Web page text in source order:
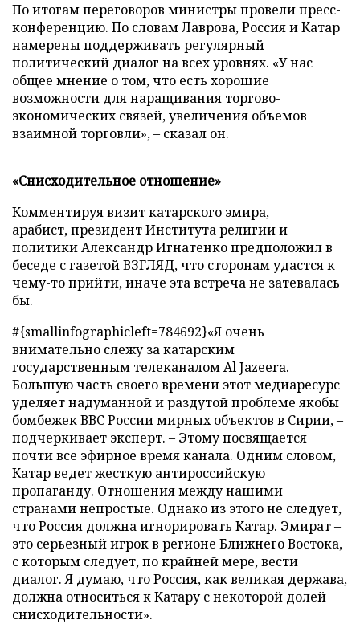
По итогам переговоров министры провели пресс-
конференцию. По словам Лаврова, Россия и Катар
намерены поддерживать регулярный
политический диалог на всех уровнях. «У нас
общее мнение о том, что есть хорошие
возможности для наращивания торгово-
экономических связей, увеличения объемов
взаимной торговли», – сказал он.
«Снисходительное отношение»
Комментируя визит катарского эмира,
арабист, президент Института религии и
политики Александр Игнатенко предположил в
беседе с газетой ВЗГЛЯД, что сторонам удастся к
чему-то прийти, иначе эта встреча не затевалась
бы.
#{smallinfographicleft=784692}«Я очень
внимательно слежу за катарским
государственным телеканалом Al Jazeera.
Большую часть своего времени этот медиаресурс
уделяет надуманной и раздутой проблеме якобы
бомбежек ВВС России мирных объектов в Сирии, –
подчеркивает эксперт. – Этому посвящается
почти все эфирное время канала. Одним словом,
Катар ведет жесткую антироссийскую
пропаганду. Отношения между нашими
странами непростые. Однако из этого не следует,
что Россия должна игнорировать Катар. Эмират –
это серьезный игрок в регионе Ближнего Востока,
с которым следует, по крайней мере, вести
диалог. Я думаю, что Россия, как великая держава,
должна относиться к Катару с некоторой долей
снисходительности».